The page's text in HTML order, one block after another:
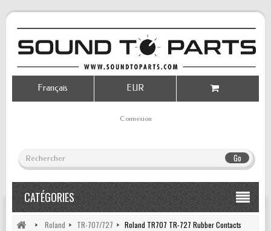
Go
Connexion
EUR
Français
CATÉGORIES
> Roland > TR-707/727 > Roland TR707 TR-727 Rubber Contacts